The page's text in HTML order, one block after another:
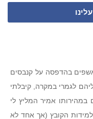
בהדפסה על קנבסים
אליהם לגמרי במקרה, קיבלתי
במהירותו אמיר המליץ לי
הקובץ (אך אחד לא